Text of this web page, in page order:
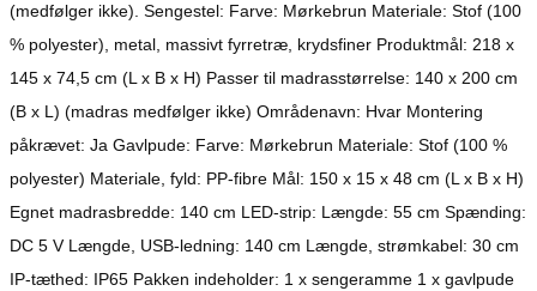
(medfølger ikke). Sengestel: Farve: Mørkebrun Materiale: Stof (100
% polyester), metal, massivt fyrretræ, krydsfiner Produktmål: 218 x
145 x 74,5 cm (L x B x H) Passer til madrasstørrelse: 140 x 200 cm
(B x L) (madras medfølger ikke) Områdenavn: Hvar Montering
påkrævet: Ja Gavlpude: Farve: Mørkebrun Materiale: Stof (100 %
polyester) Materiale, fyld: PP-fibre Mål: 150 x 15 x 48 cm (L x B x H)
Egnet madrasbredde: 140 cm LED-strip: Længde: 55 cm Spænding:
DC 5 V Længde, USB-ledning: 140 cm Længde, strømkabel: 30 cm
IP-tæthed: IP65 Pakken indeholder: 1 x sengeramme 1 x gavlpude